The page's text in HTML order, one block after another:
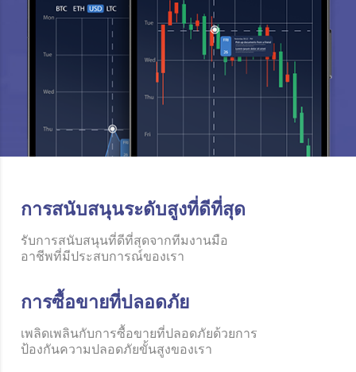
การสนับสนุนระดับสูงที่ดีที่สุด
รับการสนับสนุนที่ดีที่สุดจากทีมงานมือ
อาชีพที่มีประสบการณ์ของเรา
การซื้อขายที่ปลอดภัย
เพลิดเพลินกับการซื้อขายที่ปลอดภัยด้วยการ
ป้องกันความปลอดภัยขั้นสูงของเรา